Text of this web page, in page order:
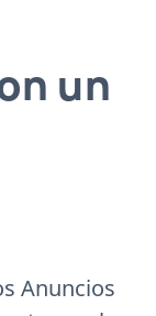
un
Anuncios